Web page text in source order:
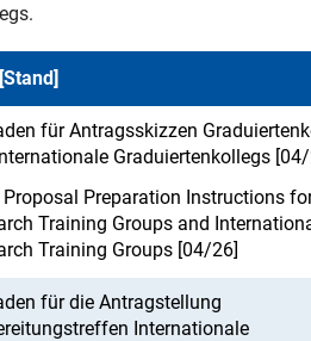
für Antragsskizzen
Graduiertenkollegs
Preparation Instructions
Training Groups and
Training Groups [04/26]
für die Antragstellung
Internationale